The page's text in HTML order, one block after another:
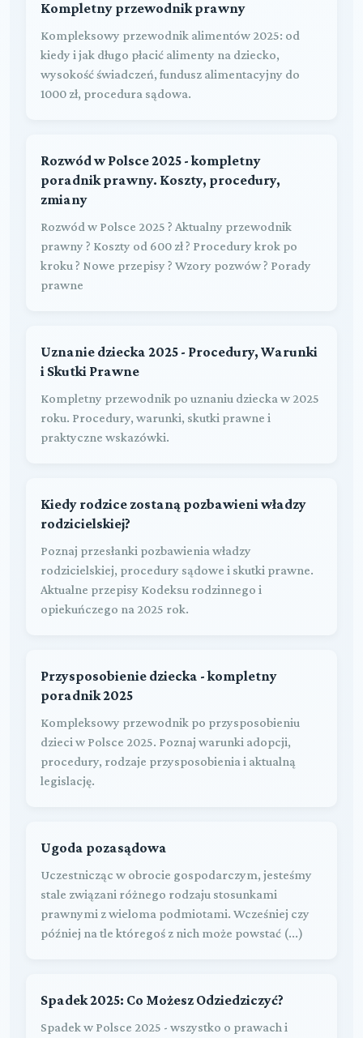
Kompletny przewodnik prawny
Kompleksowy przewodnik alimentów 2025: od
kiedy i jak długo płacić alimenty na dziecko,
wysokość świadczeń, fundusz alimentacyjny do
1000 zł, procedura sądowa.
Rozwód w Polsce 2025 - kompletny
poradnik prawny. Koszty, procedury,
zmiany
Rozwód w Polsce 2025 ? Aktualny przewodnik
prawny ? Koszty od 600 zł ? Procedury krok po
kroku ? Nowe przepisy ? Wzory pozwów ? Porady
prawne
Uznanie dziecka 2025 - Procedury, Warunki
i Skutki Prawne
Kompletny przewodnik po uznaniu dziecka w 2025
roku. Procedury, warunki, skutki prawne i
praktyczne wskazówki.
Kiedy rodzice zostaną pozbawieni władzy
rodzicielskiej?
Poznaj przesłanki pozbawienia władzy
rodzicielskiej, procedury sądowe i skutki prawne.
Aktualne przepisy Kodeksu rodzinnego i
opiekuńczego na 2025 rok.
Przysposobienie dziecka - kompletny
poradnik 2025
Kompleksowy przewodnik po przysposobieniu
dzieci w Polsce 2025. Poznaj warunki adopcji,
procedury, rodzaje przysposobienia i aktualną
legislację.
Ugoda pozasądowa
Uczestnicząc w obrocie gospodarczym, jesteśmy
stale związani różnego rodzaju stosunkami
prawnymi z wieloma podmiotami. Wcześniej czy
później na tle któregoś z nich może powstać (...)
Spadek 2025: Co Możesz Odziedziczyć?
Spadek w Polsce 2025 - wszystko o prawach i